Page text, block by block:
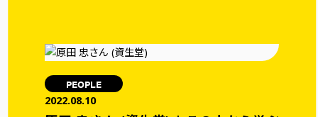
PEOPLE
2022.08.10